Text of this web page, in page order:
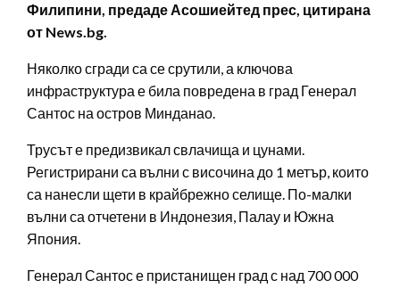
Филипини, предаде Асошиейтед прес, цитирана
от News.bg.
Няколко сгради са се срутили, а ключова
инфраструктура е била повредена в град Генерал
Сантос на остров Минданао.
Трусът е предизвикал свлачища и цунами.
Регистрирани са вълни с височина до 1 метър, които
са нанесли щети в крайбрежно селище. По-малки
вълни са отчетени в Индонезия, Палау и Южна
Япония.
Генерал Сантос е пристанищен град с над 700 000